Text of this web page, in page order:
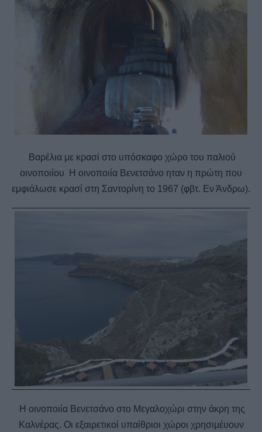
Βαρέλια με κρασί στο υπόσκαφο χώρο του παλιού
οινοποιίου Η οινοποιία Βενετσάνο ηταν η πρώτη που
εμφιάλωσε κρασί στη Σαντορίνη το 1967 (φβτ. Εν Άνδρω).
Η οινοποιία Βενετσάνο στο Μεγαλοχώρι στην άκρη της
Καλνέρας. Οι εξαιρετικοί υπαίθριοι χώροι χρησιμέυουν